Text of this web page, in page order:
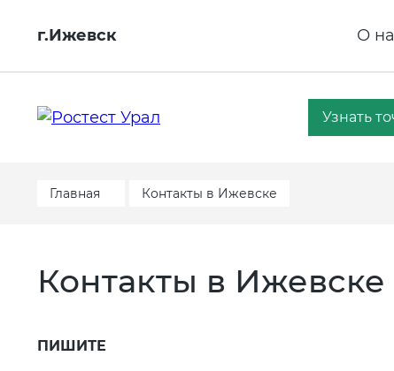
г.Ижевск О
Узнать
Главная Контакты в Ижевске
Контакты в Ижевске
ПИШИТЕ